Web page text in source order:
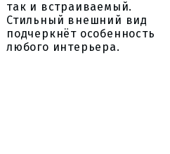
так и встраиваемый.
Стильный внешний вид
подчеркнёт особенность
любого интерьера.